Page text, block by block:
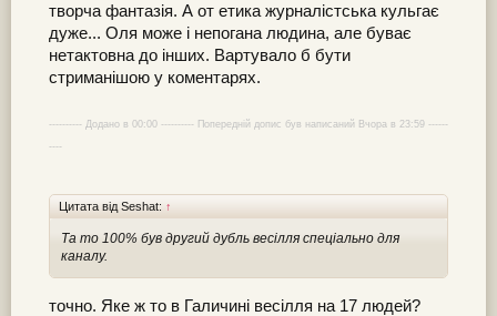
творча фантазія. А от етика журналістська кульгає
дуже... Оля може і непогана людина, але буває
нетактовна до інших. Вартувало б бути
стриманішою у коментарях.
---------- Додано в 00:00 ---------- Попередній допис був написаний Вчора в 23:59 ------
----
Цитата від Seshat: ↑
Та то 100% був другий дубль весілля спеціально для
каналу.
точно. Яке ж то в Галичині весілля на 17 людей?